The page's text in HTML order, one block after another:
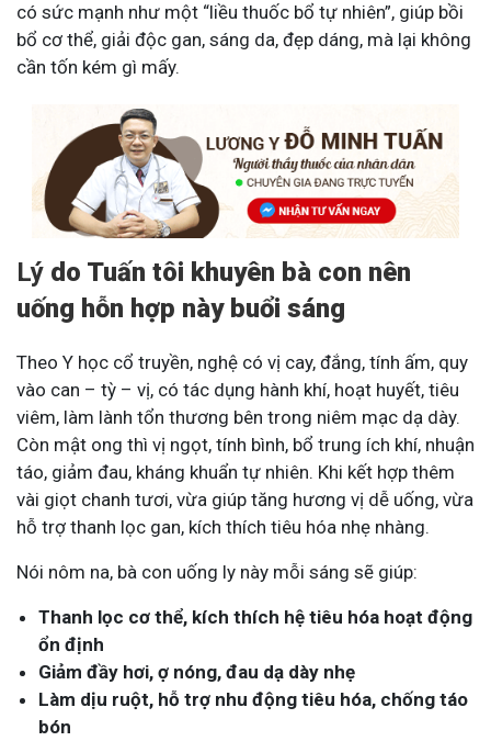
có sức mạnh như một “liều thuốc bổ tự nhiên”, giúp bồi
bổ cơ thể, giải độc gan, sáng da, đẹp dáng, mà lại không
cần tốn kém gì mấy.
Lý do Tuấn tôi khuyên bà con nên
uống hỗn hợp này buổi sáng
Theo Y học cổ truyền, nghệ có vị cay, đắng, tính ấm, quy
vào can – tỳ – vị, có tác dụng hành khí, hoạt huyết, tiêu
viêm, làm lành tổn thương bên trong niêm mạc dạ dày.
Còn mật ong thì vị ngọt, tính bình, bổ trung ích khí, nhuận
táo, giảm đau, kháng khuẩn tự nhiên. Khi kết hợp thêm
vài giọt chanh tươi, vừa giúp tăng hương vị dễ uống, vừa
hỗ trợ thanh lọc gan, kích thích tiêu hóa nhẹ nhàng.
Nói nôm na, bà con uống ly này mỗi sáng sẽ giúp:
Thanh lọc cơ thể, kích thích hệ tiêu hóa hoạt động
ổn định
Giảm đầy hơi, ợ nóng, đau dạ dày nhẹ
Làm dịu ruột, hỗ trợ nhu động tiêu hóa, chống táo
bón